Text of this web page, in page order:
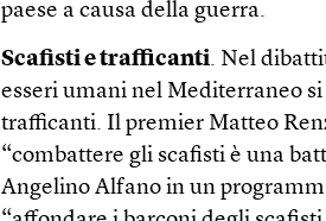
paese a causa della guerra.
Scafisti e trafficanti. Nel
esseri umani nel Mediterraneo
trafficanti. Il premier Matteo
“combattere gli scafisti è una
Angelino Alfano in un